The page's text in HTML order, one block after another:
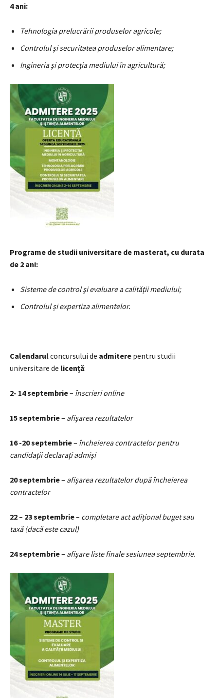
4 ani:
Tehnologia prelucrării produselor agricole;
Controlul şi securitatea produselor alimentare;
Ingineria şi protecţia mediului în agricultură;
Programe de studii universitare de masterat, cu durata
de 2 ani:
Sisteme de control și evaluare a calității mediului;
Controlul și expertiza alimentelor.
Calendarulconcursului de admitere pentru studii
universitare de licență:
2- 14 septembrie– înscrieri online
15 septembrie– afișarea rezultatelor
16 -20 septembrie– încheierea contractelor pentru
candidații declarați admiși
20 septembrie– afișarea rezultatelor după încheierea
contractelor
22 – 23 septembrie– completare act adițional buget sau
taxă (dacă este cazul)
24 septembrie– afișare liste finale sesiunea septembrie.